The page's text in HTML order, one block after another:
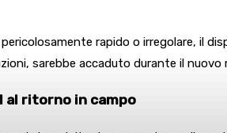
rapido o irregolare, il
sarebbe accaduto durante il
al ritorno in campo